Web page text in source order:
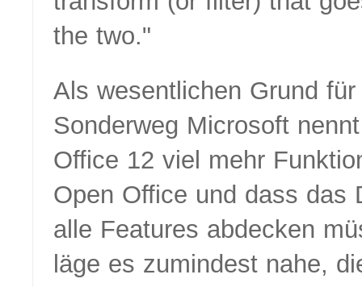
the two.
Als wesentlichen Grund für
Sonderweg Microsoft
Office 12 viel mehr
Open Office und dass das
alle Features abdecken
läge es zumindest nahe,